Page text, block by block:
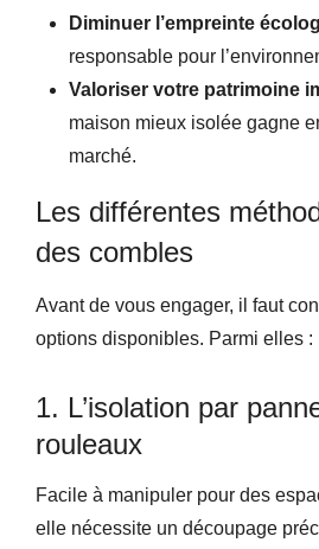
Diminuer l’empreinte
responsable pour
Valoriser votre patrimoine
maison mieux isolée gagne
marché.
Les différentes
des combles
Avant de vous engager, il faut
options disponibles. Parmi elles :
1. L’isolation par
rouleaux
Facile à manipuler pour des
elle nécessite un découpage